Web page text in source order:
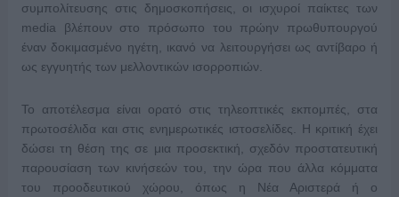
συμπολίτευσης στις δημοσκοπήσεις, οι ισχυροί παίκτες των
media βλέπουν στο πρόσωπο του πρώην πρωθυπουργού
έναν δοκιμασμένο ηγέτη, ικανό να λειτουργήσει ως αντίβαρο ή
ως εγγυητής των μελλοντικών ισορροπιών.
Το αποτέλεσμα είναι ορατό στις τηλεοπτικές εκπομπές, στα
πρωτοσέλιδα και στις ενημερωτικές ιστοσελίδες. Η κριτική έχει
δώσει τη θέση της σε μια προσεκτική, σχεδόν προστατευτική
παρουσίαση των κινήσεών του, την ώρα που άλλα κόμματα
του προοδευτικού χώρου, όπως η Νέα Αριστερά ή ο